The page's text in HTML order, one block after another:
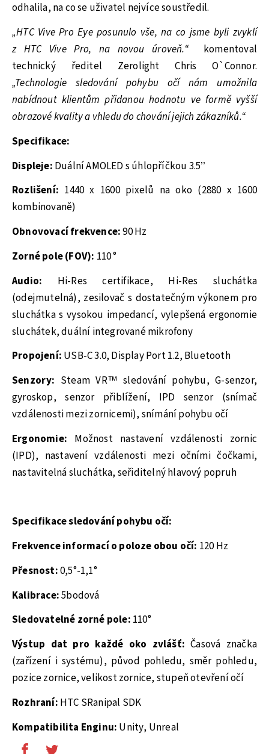
odhalila, na co se uživatel nejvíce soustředil.
„HTC Vive Pro Eye posunulo vše, na co jsme byli zvyklí
z HTC Vive Pro, na novou úroveň.“
komentoval
technický ředitel Zerolight Chris O`Connor.
„Technologie sledování pohybu očí nám umožnila
nabídnout klientům přidanou hodnotu ve formě vyšší
obrazové kvality a vhledu do chování jejich zákazníků.“
Specifikace:
Displeje: Duální AMOLED s úhlopříčkou 3.5’’
Rozlišení: 1440 x 1600 pixelů na oko (2880 x 1600
kombinovaně)
Obnovovací frekvence:90 Hz
Zorné pole (FOV): 110 °
Audio: Hi-Res certifikace, Hi-Res sluchátka
(odejmutelná), zesilovač s dostatečným výkonem pro
sluchátka s vysokou impedancí, vylepšená ergonomie
sluchátek, duální integrované mikrofony
Propojení: USB-C 3.0, Display Port 1.2, Bluetooth
Senzory: Steam VR™ sledování pohybu, G-senzor,
gyroskop, senzor přiblížení, IPD senzor (snímač
vzdálenosti mezi zornicemi), snímání pohybu očí
Ergonomie: Možnost nastavení vzdálenosti zornic
(IPD), nastavení vzdálenosti mezi očními čočkami,
nastavitelná sluchátka, seřiditelný hlavový popruh
Specifikace sledování pohybu očí:
Frekvence informací o poloze obou očí: 120 Hz
Přesnost:0,5°-1,1°
Kalibrace:5bodová
Sledovatelné zorné pole: 110°
Výstup dat pro každé oko zvlášť:Časová značka
(zařízení i systému), původ pohledu, směr pohledu,
pozice zornice, velikost zornice, stupeň otevření očí
Rozhraní: HTC SRanipal SDK
Kompatibilita Enginu: Unity, Unreal